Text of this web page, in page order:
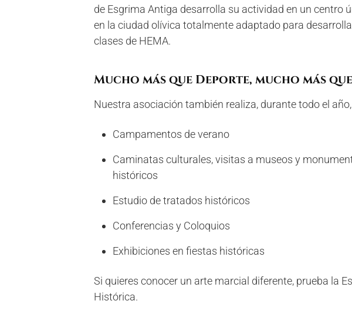
de Esgrima Antiga desarrolla su actividad en un centro
en la ciudad olívica totalmente adaptado para
clases de HEMA.
Mucho más que Deporte, mucho más
Nuestra asociación también realiza, durante todo el
Campamentos de verano
Caminatas culturales, visitas a museos y
históricos
Estudio de tratados históricos
Conferencias y Coloquios
Exhibiciones en fiestas históricas
Si quieres conocer un arte marcial diferente, prueba la
Histórica.